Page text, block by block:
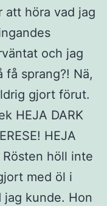
att höra vad jag
och jag
sprang?! Nä,
gjort förut.
HEJA DARK
HEJA
Rösten höll inte
med öl i
jag kunde. Hon